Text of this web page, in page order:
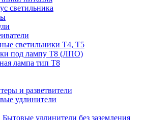
светильника
светильники T4, T5
под лампу Т8 (ЛПО)
лампа тип T8
и разветвители
удлинители
Бытовые удлинители без заземления